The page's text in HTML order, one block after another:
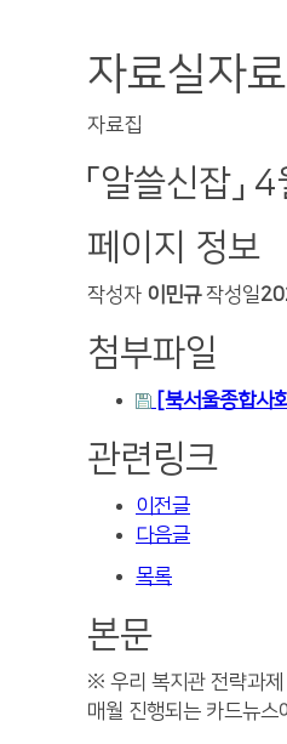
자료실자
자료집
「알쓸신잡」
페이지 정보
작성자 이민규 작성일
첨부파일
[북서울종합사
관련링크
이전글
다음글
목록
본문
※ 우리 복지관 전략과제
매월 진행되는 카드뉴스